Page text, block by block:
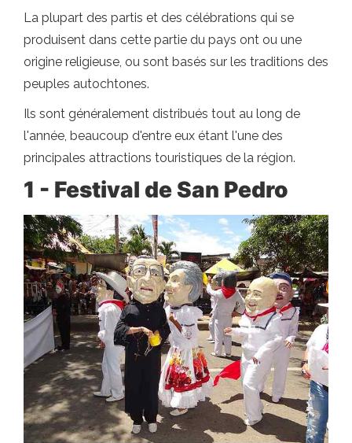
La plupart des partis et des célébrations qui se
produisent dans cette partie du pays ont ou une
origine religieuse, ou sont basés sur les traditions des
peuples autochtones.
Ils sont généralement distribués tout au long de
l'année, beaucoup d'entre eux étant l'une des
principales attractions touristiques de la région.
1 - Festival de San Pedro